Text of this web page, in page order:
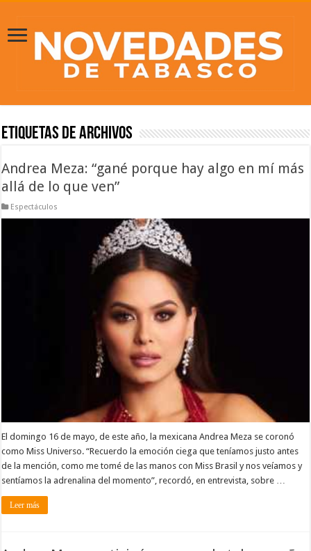
Etiquetas de Archivos
Andrea Meza: “gané porque hay algo en mí más
allá de lo que ven”
Espectáculos
El domingo 16 de mayo, de este año, la mexicana Andrea Meza se coronó
como Miss Universo. “Recuerdo la emoción ciega que teníamos justo antes
de la mención, como me tomé de las manos con Miss Brasil y nos veíamos y
sentíamos la adrenalina del momento”, recordó, en entrevista, sobre …
Leer más